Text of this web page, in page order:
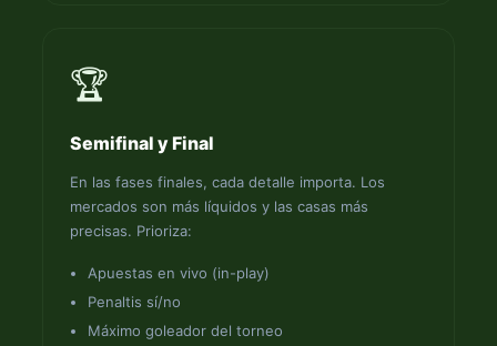
🏆
Semifinal y Final
En las fases finales, cada detalle importa. Los
mercados son más líquidos y las casas más
precisas. Prioriza:
Apuestas en vivo (in-play)
Penaltis sí/no
Máximo goleador del torneo